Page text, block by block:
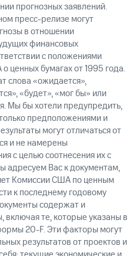
прогнозных заявлений.
пресс-релизе могут
в отношении
финансовых
с положениями
ценных бумагах от 1995 года.
слова «ожидается»,
«будет», «мог бы» или
Мы бы хотели предупредить,
предположениями и
могут отличаться от
и не намерены
с целью соотнесения их с
адресуем Вас к документам,
Комиссии США по ценным
к последнему годовому
содержат и
те, которые указаны в
20-F. Эти факторы могут
результатов от проектов и